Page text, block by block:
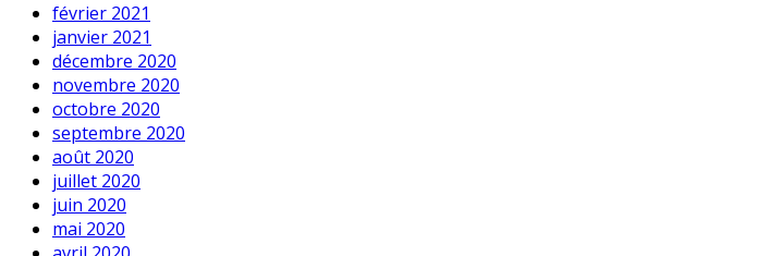
février 2021
janvier 2021
décembre 2020
novembre 2020
octobre 2020
septembre 2020
août 2020
juillet 2020
juin 2020
mai 2020